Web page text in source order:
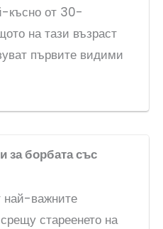
късно от 30-
на тази възраст
първите видими
за борбата със
най-важните
стареенето на